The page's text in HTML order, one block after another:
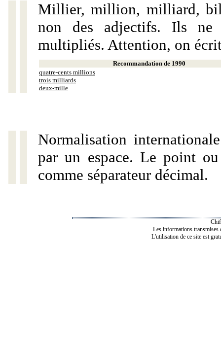
Millier, million, milliard,
non des adjectifs. Ils ne
multipliés. Attention, on
Recommandation de 1990
quatre-cents millions
trois milliards
deux-mille
Normalisation
par un espace. Le point
comme séparateur décimal.
Les informations transmises
L'utilisation de ce site est